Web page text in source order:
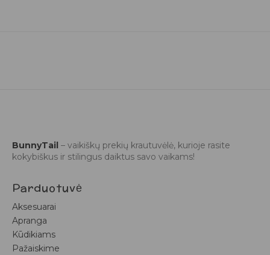
BunnyTail – vaikiškų prekių krautuvėlė, kurioje rasite
kokybiškus ir stilingus daiktus savo vaikams!
Parduotuvė
Aksesuarai
Apranga
Kūdikiams
Pažaiskime